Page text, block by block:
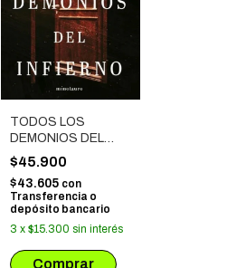
TODOS LOS
DEMONIOS DEL
INFIERNO
$45.900
$43.605 con
Transferencia o
depósito bancario
3 x $15.300 sin interés